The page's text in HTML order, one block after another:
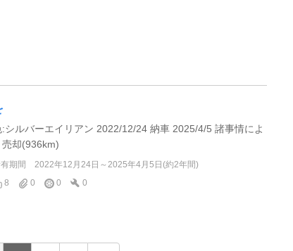
:シルバーエイリアン 2022/12/24 納車 2025/4/5 諸事情によ
売却(936km)
期間
2022年12月24日～2025年4月5日(約2年間)
8
0 0 0